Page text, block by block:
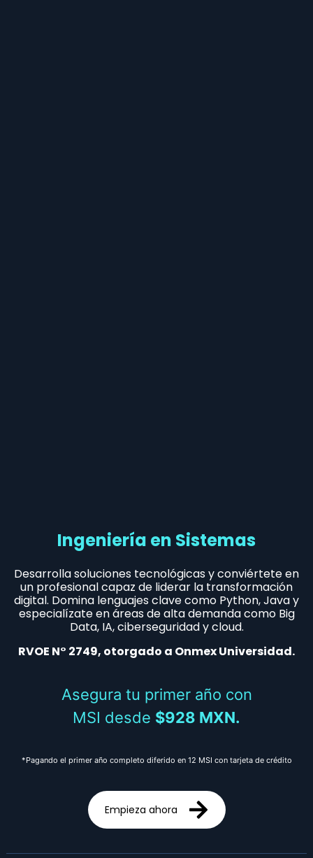
Ingeniería en Sistemas​
Desarrolla soluciones tecnológicas y conviértete en
un profesional capaz de liderar la transformación
digital. Domina lenguajes clave como Python, Java y
especialízate en áreas de alta demanda como Big
Data, IA, ciberseguridad y cloud.
RVOE N° 2749, otorgado a Onmex Universidad.
Asegura tu primer año con
MSI desde $928 MXN.
*Pagando el primer año completo diferido en 12 MSI con tarjeta de crédito
Empieza ahora